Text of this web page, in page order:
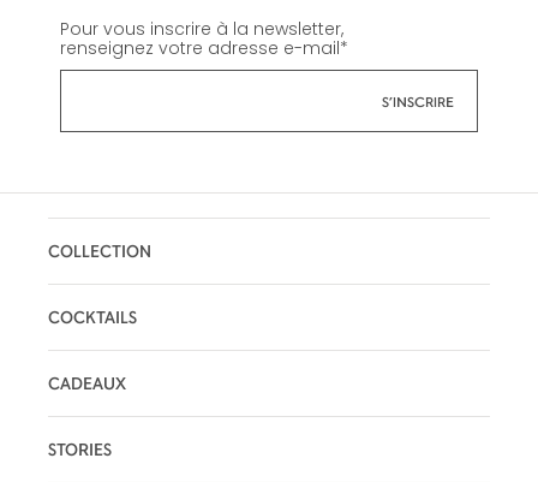
Pour vous inscrire à la newsletter,
renseignez votre adresse e-mail*
COLLECTION
COCKTAILS
CADEAUX
STORIES